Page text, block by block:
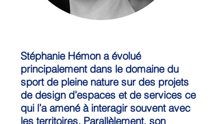
Stéphanie Hémon a évolué
principalement dans le domaine du
sport de pleine nature sur des projets
de design d’espaces et de services ce
qui l’a amené à interagir souvent avec
les territoires. Parallèlement, son